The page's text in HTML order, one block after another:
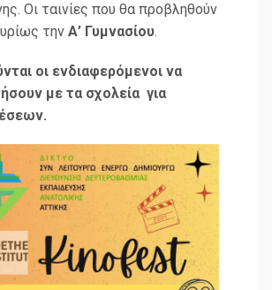
Οι ταινίες που θα προβληθούν
την Α’ Γυμνασίου.
οι ενδιαφερόμενοι να
με τα σχολεία για